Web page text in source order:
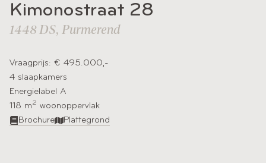
Kimonostraat 28
1448 DS, Purmerend
Vraagprijs: € 495.000,-
4 slaapkamers
Energielabel A
118 m2 woonoppervlak​
Brochure
Plattegrond